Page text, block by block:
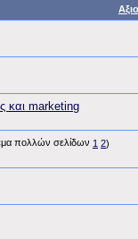
και marketing
1 2)